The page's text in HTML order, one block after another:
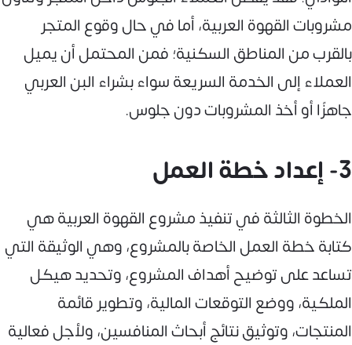
مشروبات القهوة العربية، أما في حال وقوع المتجر
بالقرب من المناطق السكنية؛ فمن المحتمل أن يميل
العملاء إلى الخدمة السريعة سواء بشراء البن العربي
جاهزًا أو أخذ المشروبات دون جلوس.
3- إعداد خطة العمل
الخطوة الثالثة في تنفيذ مشروع القهوة العربية هي
كتابة خطة العمل الخاصة بالمشروع، وهي الوثيقة التي
تساعد على توضيح أهداف المشروع، وتحديد هيكل
الملكية، ووضع التوقعات المالية، وتطوير قائمة
المنتجات، وتوثيق نتائج أبحاث المنافسين، ولأجل فعالية